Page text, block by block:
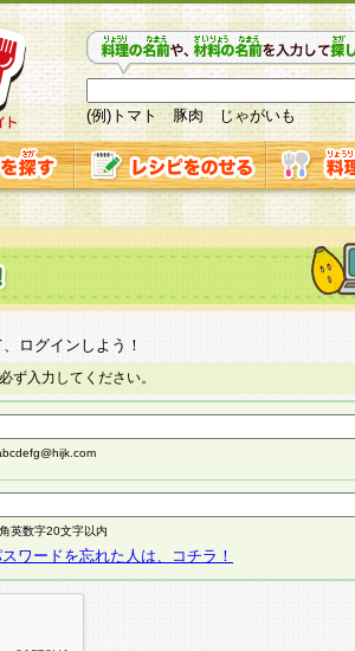
(例)トマト 豚肉 じゃがいも
ログインしよう！
ず入力してください。
英数字20文字以内
ワードを忘れた人は、コチラ！